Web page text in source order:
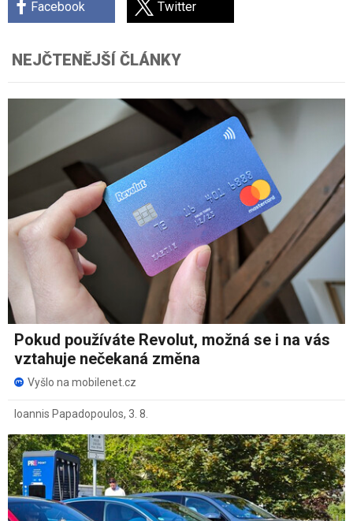
Facebook Twitter
NEJČTENĚJŠÍ ČLÁNKY
Pokud používáte Revolut, možná se i na vás
vztahuje nečekaná změna
Vyšlo na mobilenet.cz
Ioannis Papadopoulos, 3. 8.